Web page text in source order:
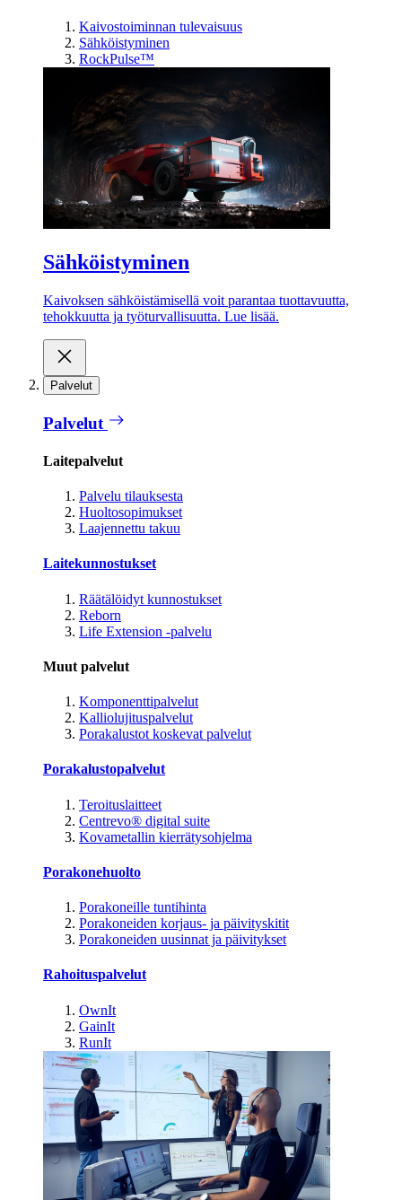
Kaivostoiminnan tulevaisuus
Sähköistyminen
RockPulse™
Sähköistyminen
Kaivoksen sähköistämisellä voit parantaa tuottavuutta,
tehokkuutta ja työturvallisuutta. Lue lisää.
Palvelut
Palvelut
Laitepalvelut
Palvelu tilauksesta
Huoltosopimukset
Laajennettu takuu
Laitekunnostukset
Räätälöidyt kunnostukset
Reborn
Life Extension -palvelu
Muut palvelut
Komponenttipalvelut
Kalliolujituspalvelut
Porakalustot koskevat palvelut
Porakalustopalvelut
Teroituslaitteet
Centrevo® digital suite
Kovametallin kierrätysohjelma
Porakonehuolto
Porakoneille tuntihinta
Porakoneiden korjaus- ja päivityskitit
Porakoneiden uusinnat ja päivitykset
Rahoituspalvelut
OwnIt
GainIt
RunIt